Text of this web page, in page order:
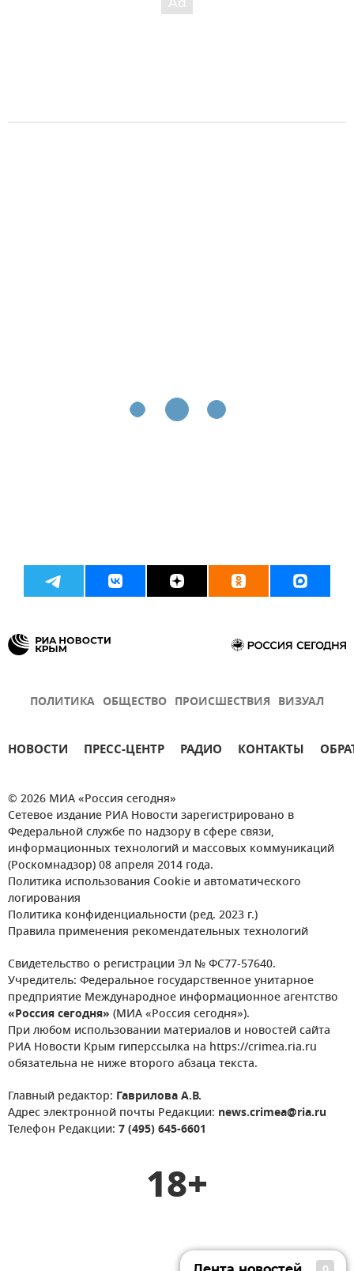
ПОЛИТИКА ОБЩЕСТВО ПРОИСШЕСТВИЯ ВИЗУАЛ
НОВОСТИ ПРЕСС-ЦЕНТР РАДИО КОНТАКТЫ
© 2026 МИА «Россия сегодня»
Сетевое издание РИА Новости зарегистрировано в
Федеральной службе по надзору в сфере связи,
информационных технологий и массовых коммуникаций
(Роскомнадзор) 08 апреля 2014 года.
Политика использования Cookie и автоматического
логирования
Политика конфиденциальности (ред. 2023 г.)
Правила применения рекомендательных технологий
Свидетельство о регистрации Эл № ФС77-57640.
Учредитель: Федеральное государственное унитарное
предприятие Международное информационное агентство
«Россия сегодня» (МИА «Россия сегодня»).
При любом использовании материалов и новостей сайта
РИА Новости Крым гиперссылка на https://crimea.ria.ru
обязательна не ниже второго абзаца текста.
Главный редактор: Гаврилова А.В.
Адрес электронной почты Редакции: news.crimea@ria.ru
Телефон Редакции: 7 (495) 645-6601
18+